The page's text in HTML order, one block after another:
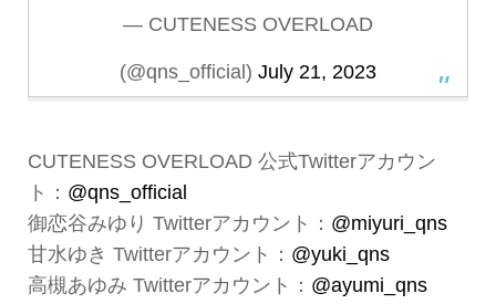
— CUTENESS OVERLOAD
(@qns_official) July 21, 2023
CUTENESS OVERLOAD 公式Twitterアカウン
ト： @qns_official
御恋谷みゆり Twitterアカウント： @miyuri_qns
甘水ゆき Twitterアカウント： @yuki_qns
高槻あゆみ Twitterアカウント： @ayumi_qns